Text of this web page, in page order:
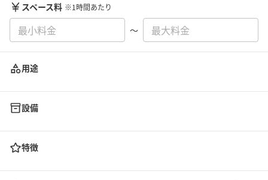
スペース料 ※1時間あたり
〜
用途
設備
特徴